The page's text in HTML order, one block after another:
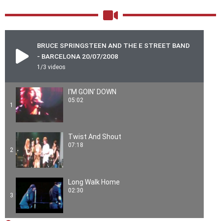
BRUCE SPRINGSTEEN AND THE E STREET BAND
- BARCELONA 20/07/2008
1 /3 videos
1
I'M GOIN' DOWN
05:02
2
Twist And Shout
07:18
3
Long Walk Home
02:30